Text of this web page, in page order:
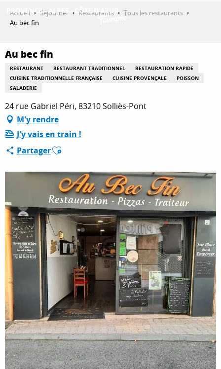
QUE FAIRE ?
SÉJOURNER
ESPACE PRO
Accueil Séjourner Restaurants
Tous les restaurants
Au bec fin
Au bec fin
RESTAURANT RESTAURANT TRADITIONNEL
RESTAURATION RAPIDE
CUISINE TRADITIONNELLE FRANÇAISE
CUISINE PROVENÇALE
POISSON
SALADERIE
24 rue Gabriel Péri, 83210 Solliès-Pont
M'y rendre
J'y vais en train !
PartagerAjouter aux favoris